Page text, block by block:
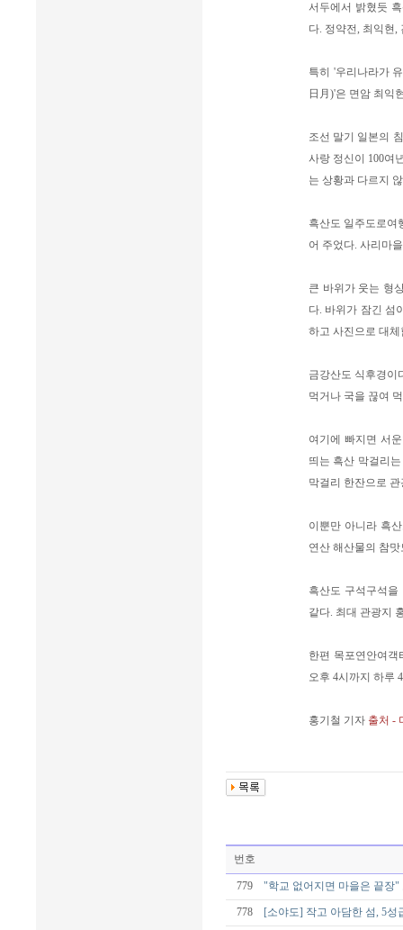
서두에서 밝혔듯
다. 정약전, 최익현,
특히 '우리나라가
日月)'은 면암 최익
조선 말기 일본의
사랑 정신이 100여
는 상황과 다르지
흑산도 일주도로여
어 주었다. 사리마
큰 바위가 웃는 형
다. 바위가 잠긴 섬
하고 사진으로 대
금강산도 식후경이
먹거나 국을 끊여
여기에 빠지면 서
띄는 흑산 막걸리
막걸리 한잔으로
이뿐만 아니라 흑
연산 해산물의 참
흑산도 구석구석
같다. 최대 관광지
한편 목포연안여
오후 4시까지 하루
홍기철 기자 출처 -
번호
779 "학교 없어지면 마을은 끝장
778 [소야도] 작고 아담한 섬, 5성